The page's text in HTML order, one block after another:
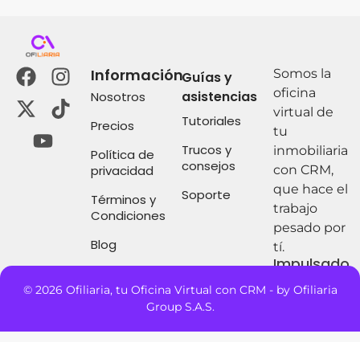
Información
Nosotros
Precios
Política de
privacidad
Términos y
Condiciones
Blog
Guías y
asistencias
Tutoriales
Trucos y
consejos
Soporte
Somos la
oficina
virtual de
tu
inmobiliaria
con CRM,
que hace el
trabajo
pesado por
tí.
Impulsado
© 2026 Ofiliaria, tu Oficina Virtual con CRM - by Ofiliaria
Group S.A.S.